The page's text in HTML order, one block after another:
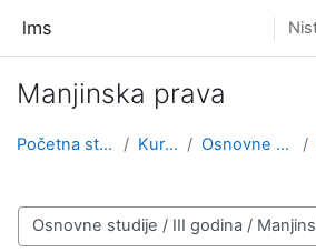
lms
Manjinska prava
Početna stranica Kursevi Osnovne studije
Kategorije kurseva